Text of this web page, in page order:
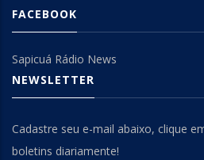
FACEBOOK
Sapicuá Rádio News
NEWSLETTER
Cadastre seu e-mail abaixo, clique
boletins diariamente!